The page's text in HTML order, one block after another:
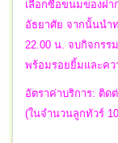
เลือกซื้อขนมของฝ
อัธยาศัย จากนั้นนำ
22.00 น. จบกิจกรรม
พร้อมรอยยิ้มและคว
อัตราค่าบริการ: ติด
(ในจำนวนลูกทัวร์